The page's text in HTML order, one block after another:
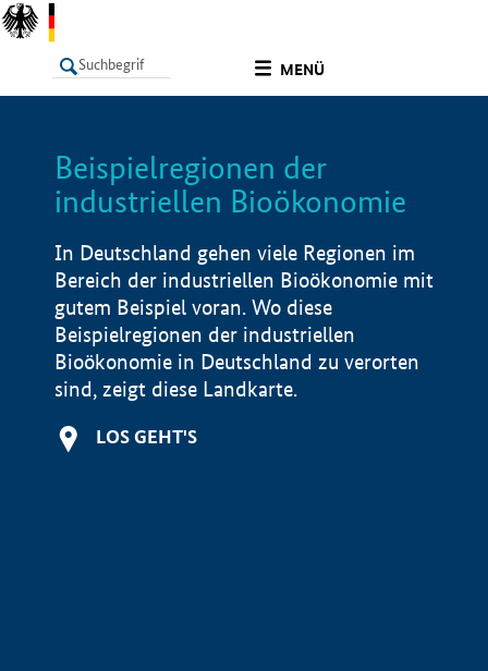
MENÜ
LISTE
Beispielregionen der
industriellen Bioökonomie
In Deutschland gehen viele Regionen im
Bereich der industriellen Bioökonomie mit
gutem Beispiel voran. Wo diese
Beispielregionen der industriellen
Bioökonomie in Deutschland zu verorten
sind, zeigt diese Landkarte.
LOS GEHT'S